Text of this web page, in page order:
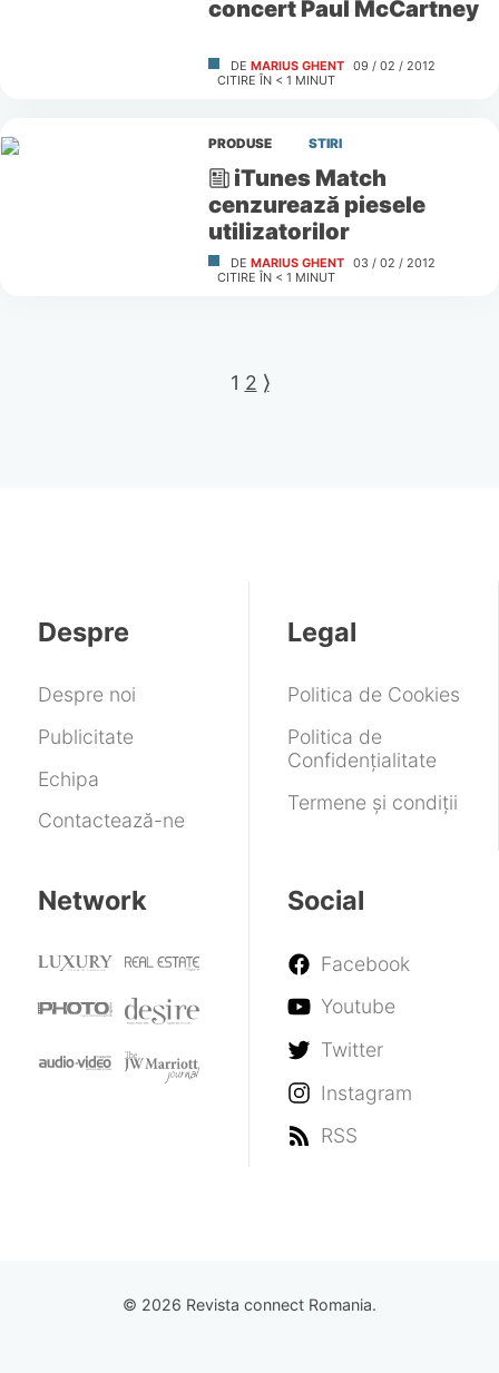
concert Paul McCartney
DE MARIUS GHENT 09 / 02 / 2012
CITIRE ÎN < 1 MINUT
PRODUSE STIRI
iTunes Match
cenzurează piesele
utilizatorilor
DE MARIUS GHENT 03 / 02 / 2012
CITIRE ÎN < 1 MINUT
1 2 ⟩
Despre
Despre noi
Publicitate
Echipa
Contactează-ne
Legal
Politica de Cookies
Politica de
Confidențialitate
Termene și condiții
Network Social
Facebook
Youtube
Twitter
Instagram
RSS
© 2026 Revista connect Romania.